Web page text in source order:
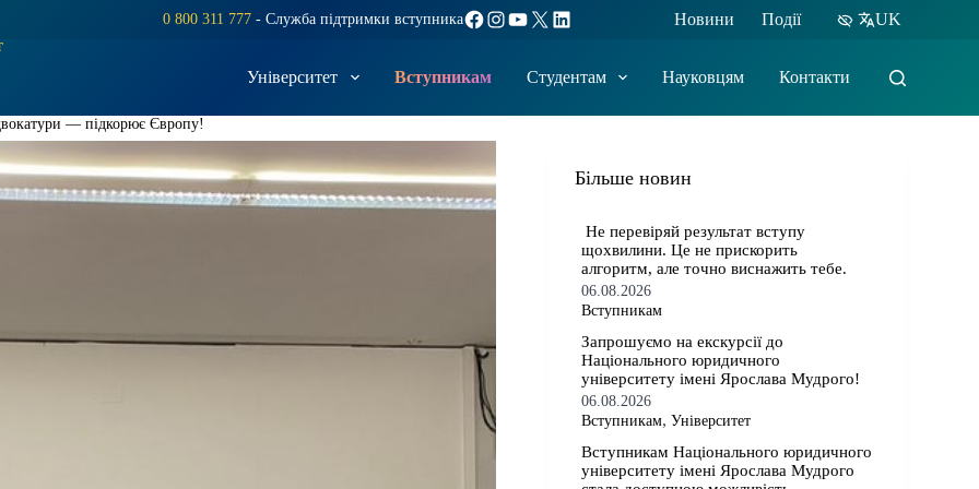
0 800 311 777- Служба підтримки вступникаFacebook
Instagram
YouTube
X LinkedIn Новини Події
UK
Університет Вступникам Студентам Науковцям Контакти
— підкорює Європу!
Більше новин
​​ Не перевіряй результат вступу
щохвилини. Це не прискорить
алгоритм, але точно виснажить тебе.
06.08.2026
Вступникам
​​Запрошуємо на екскурсії до
Національного юридичного
університету імені Ярослава Мудрого!
06.08.2026
Вступникам,Університет
​​Вступникам Національного юридичного
університету імені Ярослава Мудрого⁠